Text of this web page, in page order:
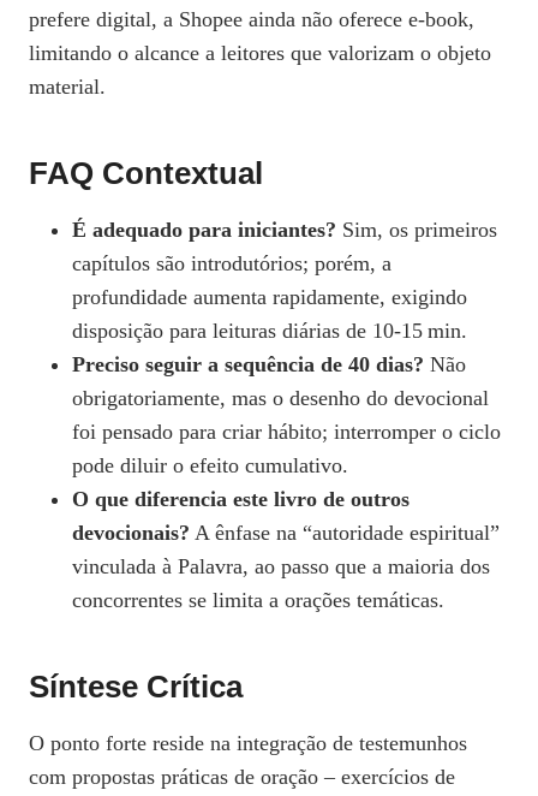
prefere digital, a Shopee ainda não oferece e‑book,
limitando o alcance a leitores que valorizam o objeto
material.
FAQ Contextual
É adequado para iniciantes? Sim, os primeiros
capítulos são introdutórios; porém, a
profundidade aumenta rapidamente, exigindo
disposição para leituras diárias de 10‑15 min.
Preciso seguir a sequência de 40 dias? Não
obrigatoriamente, mas o desenho do devocional
foi pensado para criar hábito; interromper o ciclo
pode diluir o efeito cumulativo.
O que diferencia este livro de outros
devocionais? A ênfase na “autoridade espiritual”
vinculada à Palavra, ao passo que a maioria dos
concorrentes se limita a orações temáticas.
Síntese Crítica
O ponto forte reside na integração de testemunhos
com propostas práticas de oração – exercícios de